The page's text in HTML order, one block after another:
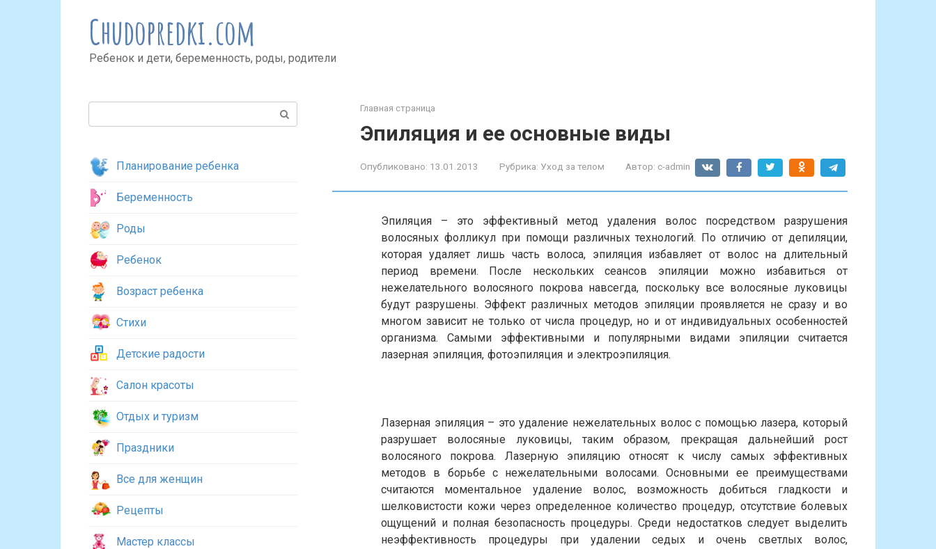
Chudopredki.com
Ребенок и дети, беременность, роды, родители
Главная страница
Эпиляция и ее основные виды
Опубликовано: 13.01.2013 Рубрика: Уход за телом Автор: c-admin
Эпиляция – это эффективный метод удаления волос посредством разрушения
волосяных фолликул при помощи различных технологий. По отличию от депиляции,
которая удаляет лишь часть волоса, эпиляция избавляет от волос на длительный
период времени. После нескольких сеансов эпиляции можно избавиться от
нежелательного волосяного покрова навсегда, поскольку все волосяные луковицы
будут разрушены. Эффект различных методов эпиляции проявляется не сразу и во
многом зависит не только от числа процедур, но и от индивидуальных особенностей
организма. Самыми эффективными и популярными видами эпиляции считается
лазерная эпиляция, фотоэпиляция и электроэпиляция.
Лазерная эпиляция– это удаление нежелательных волос с помощью лазера, который
разрушает волосяные луковицы, таким образом, прекращая дальнейший рост
волосяного покрова. Лазерную эпиляцию относят к числу самых эффективных
методов в борьбе с нежелательными волосами. Основными ее преимуществами
считаются моментальное удаление волос, возможность добиться гладкости и
шелковистости кожи через определенное количество процедур, отсутствие болевых
ощущений и полная безопасность процедуры. Среди недостатков следует выделить
неэффективность процедуры при удалении седых и очень светлых волос,
Планирование ребенка
Беременность
Роды
Ребенок
Возраст ребенка
Стихи
Детские радости
Салон красоты
Отдых и туризм
Праздники
Все для женщин
Рецепты
Мастер классы